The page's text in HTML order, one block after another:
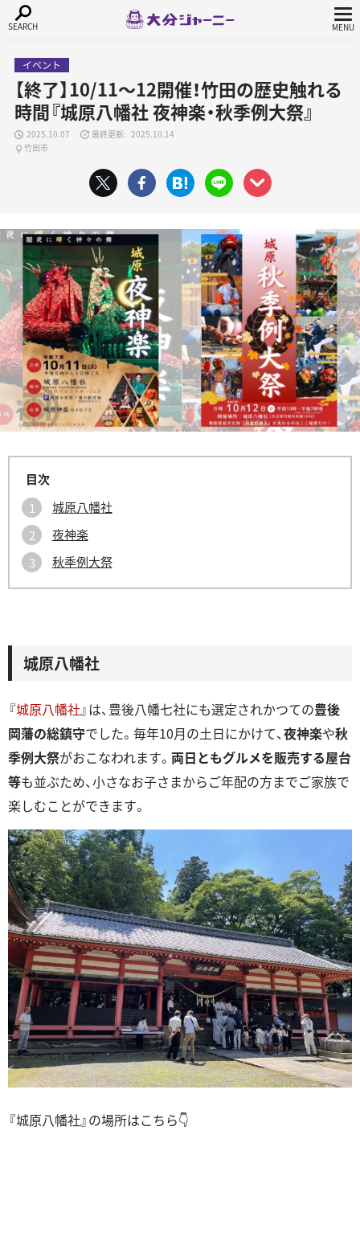
イベント
【終了】10/11～12開催！竹田の歴史触れる
時間『城原八幡社 夜神楽・秋季例大祭』
2025.10.07
2025.10.14
竹田市
城原八幡社
夜神楽
秋季例大祭
城原八幡社
『城原八幡社』は、豊後八幡七社にも選定されかつての豊後
岡藩の総鎮守でした。毎年10月の土日にかけて、夜神楽や秋
季例大祭がおこなわれます。 両日ともグルメを販売する屋台
等も並ぶため、小さなお子さまからご年配の方までご家族で
楽しむことができます。
『城原八幡社』の場所はこちら👇